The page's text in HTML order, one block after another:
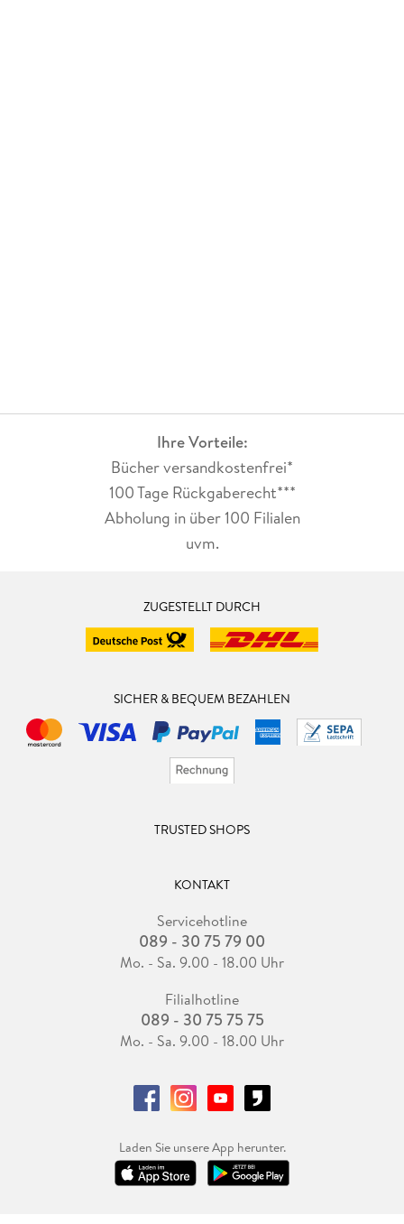
Ihre Vorteile:
Bücher versandkostenfrei*
100 Tage Rückgaberecht***
Abholung in über 100 Filialen
uvm.
ZUGESTELLT DURCH
SICHER & BEQUEM BEZAHLEN
TRUSTED SHOPS
KONTAKT
Servicehotline
089 - 30 75 79 00
Mo. - Sa. 9.00 - 18.00 Uhr
Filialhotline
089 - 30 75 75 75
Mo. - Sa. 9.00 - 18.00 Uhr
Laden Sie unsere App herunter.